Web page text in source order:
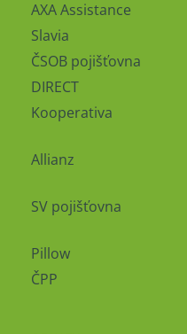
AXA Assistance
Slavia
ČSOB pojišťovna
DIRECT
Kooperativa
Allianz
SV pojišťovna
Pillow
ČPP